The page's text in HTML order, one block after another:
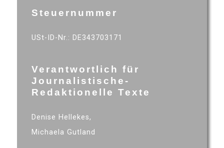
Steuernummer
USt-ID-Nr.: DE343703171
Verantwortlich für
Journalistische-
Redaktionelle Texte
Denise Hellekes,
Michaela Gutland